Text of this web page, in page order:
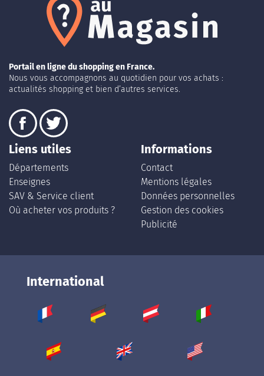
Portail en ligne du shopping en France.
Nous vous accompagnons au quotidien pour vos achats :
actualités shopping et bien d’autres services.
Liens utiles
Départements
Enseignes
SAV & Service client
Où acheter vos produits ?
Informations
Contact
Mentions légales
Données personnelles
Gestion des cookies
Publicité
International